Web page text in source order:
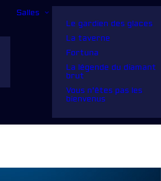
Salles
Le gardien des glaces
La taverne
Fortuna
La légende du diamant
brut
Vous n’êtes pas les
bienvenus